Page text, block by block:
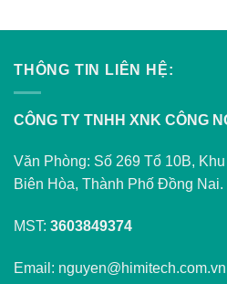
THÔNG TIN LIÊN HỆ:
CÔNG TY TNHH XNK CÔNG
Văn Phòng: Số 269 Tổ 10B,
Biên Hòa, Thành Phố Đồng Nai.
MST: 3603849374
Email: nguyen@himitech.com.vn